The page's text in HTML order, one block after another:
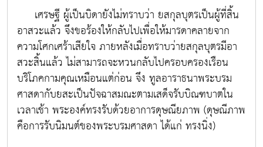
เศรษฐี ผู้เป็นบิดายังไม่ทราบว่า ยสกุลบุตรเป็นผู้ที่สิ้น
อาสวะแล้ว จึงขอร้องให้กลับไปเพื่อให้มารดาคลายจาก
ความโศกเศร้าเสียใจ ภายหลังเมื่อทราบว่ายสกุลบุตรมีอา
สวะสิ้นแล้ว ไม่สามารถจะหวนกลับไปครอบครองเรือน
บริโภคกามคุณเหมือนแต่ก่อน จึง ทูลอาราธนาพระบรม
ศาสดากับยสะเป็นปัจฉาสมณะตามเสด็จรับบิณฑบาตใน
เวลาเช้า พระองค์ทรงรับด้วยอาการดุษณียภาพ (ดุษณีภาพ
คือการรับนิมนต์ของพระบรมศาสดา ได้แก่ ทรงนิ่ง)